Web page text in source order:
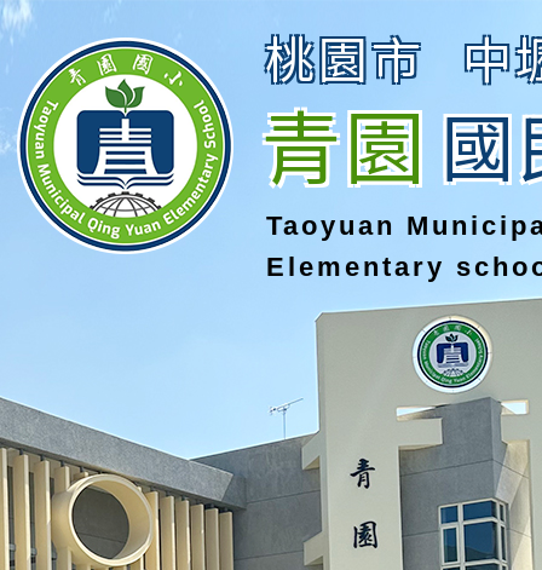
桃園市 中
青園國
Taoyuan
Elementary